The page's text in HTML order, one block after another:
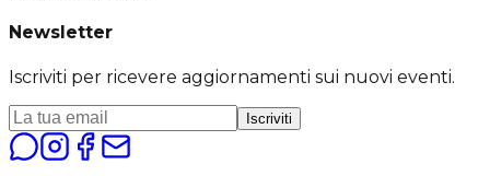
Newsletter
Iscriviti per ricevere aggiornamenti sui nuovi eventi.
Iscriviti